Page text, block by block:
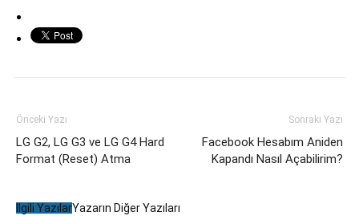
Önceki Yazı
LG G2, LG G3 ve LG G4 Hard
Format (Reset) Atma
Sonraki Yazı
Facebook Hesabım Aniden
Kapandı Nasıl Açabilirim?
İlgili YazılarYazarın Diğer Yazıları